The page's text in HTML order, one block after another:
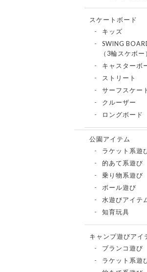
スケートボード
キッズ
SWING
（3輪スケボー
キャスターボ
ストリート
サーフスケー
クルーザー
ロングボード
公園アイテム
ラケット系遊
的あて系遊び
乗り物系遊び
ボール遊び
水遊びアイテ
知育玩具
キャンプ遊びアイ
ブランコ遊び
ラケット系遊